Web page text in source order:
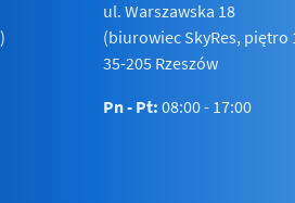
ul. Warszawska 18
(biurowiec SkyRes, piętro
35-205 Rzeszów
Pn - Pt: 08:00 - 17:00